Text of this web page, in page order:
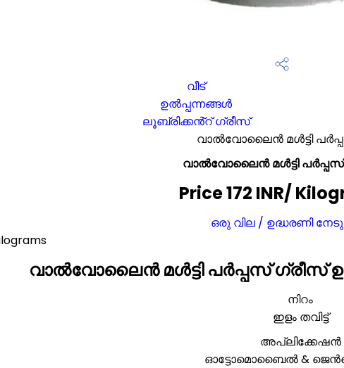
വീട്
ഉൽപ്പന്നങ്ങൾ
ലൂബ്രിക്കൻ്റ് ഗ്രീസ്
വാൽവോലൈൻ മൾട്ടി
വാൽവോലൈൻ മൾട്ടി
Price 172 INR/
ഒരു വില / ഉദ്ധരണി
വാൽവോലൈൻ മൾട്ടി പർപ്പസ് ഗ്രീസ്
നിറം
ഇളം തവിട്ട്
അപ്ലിക്കേഷൻ
ഓട്ടോമൊബൈൽ &